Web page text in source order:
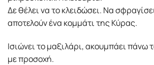
Δε θέλει να το κλειδώσει. Να
αποτελούν ένα κομμάτι της Κύρας.
Ισιώνει το μαξιλάρι, ακουμπάει πάνω
με προσοχή.